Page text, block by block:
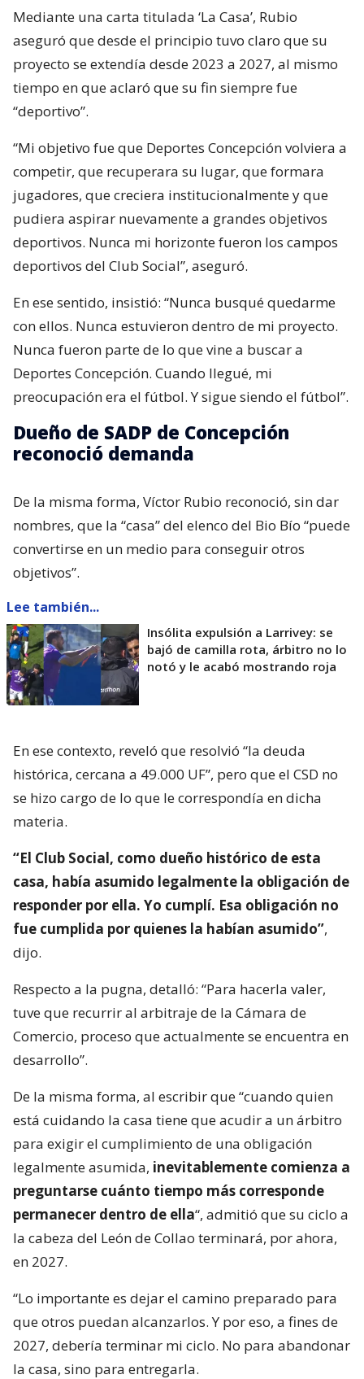
Mediante una carta titulada ‘La Casa’, Rubio
aseguró que desde el principio tuvo claro que su
proyecto se extendía desde 2023 a 2027, al mismo
tiempo en que aclaró que su fin siempre fue
“deportivo”.
“Mi objetivo fue que Deportes Concepción volviera a
competir, que recuperara su lugar, que formara
jugadores, que creciera institucionalmente y que
pudiera aspirar nuevamente a grandes objetivos
deportivos. Nunca mi horizonte fueron los campos
deportivos del Club Social”, aseguró.
En ese sentido, insistió: “Nunca busqué quedarme
con ellos. Nunca estuvieron dentro de mi proyecto.
Nunca fueron parte de lo que vine a buscar a
Deportes Concepción. Cuando llegué, mi
preocupación era el fútbol. Y sigue siendo el fútbol”.
Dueño de SADP de Concepción
reconoció demanda
De la misma forma, Víctor Rubio reconoció, sin dar
nombres, que la “casa” del elenco del Bio Bío “puede
convertirse en un medio para conseguir otros
objetivos”.
Lee también...
Insólita expulsión a Larrivey: se
bajó de camilla rota, árbitro no lo
notó y le acabó mostrando roja
En ese contexto, reveló que resolvió “la deuda
histórica, cercana a 49.000 UF”, pero que el CSD no
se hizo cargo de lo que le correspondía en dicha
materia.
“El Club Social, como dueño histórico de esta
casa, había asumido legalmente la obligación de
responder por ella. Yo cumplí. Esa obligación no
fue cumplida por quienes la habían asumido”,
dijo.
Respecto a la pugna, detalló: “Para hacerla valer,
tuve que recurrir al arbitraje de la Cámara de
Comercio, proceso que actualmente se encuentra en
desarrollo”.
De la misma forma, al escribir que “cuando quien
está cuidando la casa tiene que acudir a un árbitro
para exigir el cumplimiento de una obligación
legalmente asumida, inevitablemente comienza a
preguntarse cuánto tiempo más corresponde
permanecer dentro de ella“, admitió que su ciclo a
la cabeza del León de Collao terminará, por ahora,
en 2027.
“Lo importante es dejar el camino preparado para
que otros puedan alcanzarlos. Y por eso, a fines de
2027, debería terminar mi ciclo. No para abandonar
la casa, sino para entregarla.